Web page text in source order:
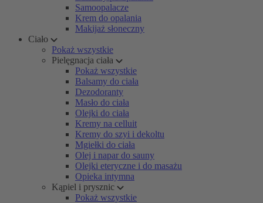
Samoopalacze
Krem do opalania
Makijaż słoneczny
Ciało
Pokaż wszystkie
Pielęgnacja ciała
Pokaż wszystkie
Balsamy do ciała
Dezodoranty
Masło do ciała
Olejki do ciała
Kremy na celluit
Kremy do szyi i dekoltu
Mgiełki do ciała
Olej i napar do sauny
Olejki eteryczne i do masażu
Opieka intymna
Kąpiel i prysznic
Pokaż wszystkie